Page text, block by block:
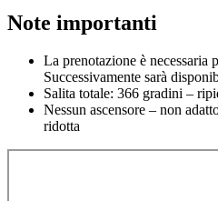
Note importanti
La prenotazione è necessaria
Successivamente sarà
Salita totale: 366 gradini –
Nessun ascensore – non
ridotta